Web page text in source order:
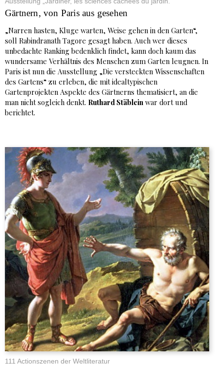
Gärtnern, von Paris aus gesehen
„Narren hasten, Kluge warten, Weise gehen in den Garten“,
soll Rabindranath Tagore gesagt haben. Auch wer dieses
unbedachte Ranking bedenklich findet, kann doch kaum das
wundersame Verhältnis des Menschen zum Garten leugnen. In
Paris ist nun die Ausstellung „Die versteckten Wissenschaften
des Gartens“ zu erleben, die mit idealtypischen
Gartenprojekten Aspekte des Gärtnerns thematisiert, an die
man nicht sogleich denkt. Ruthard Stäblein war dort und
berichtet.
111 Actionszenen der Weltliteratur